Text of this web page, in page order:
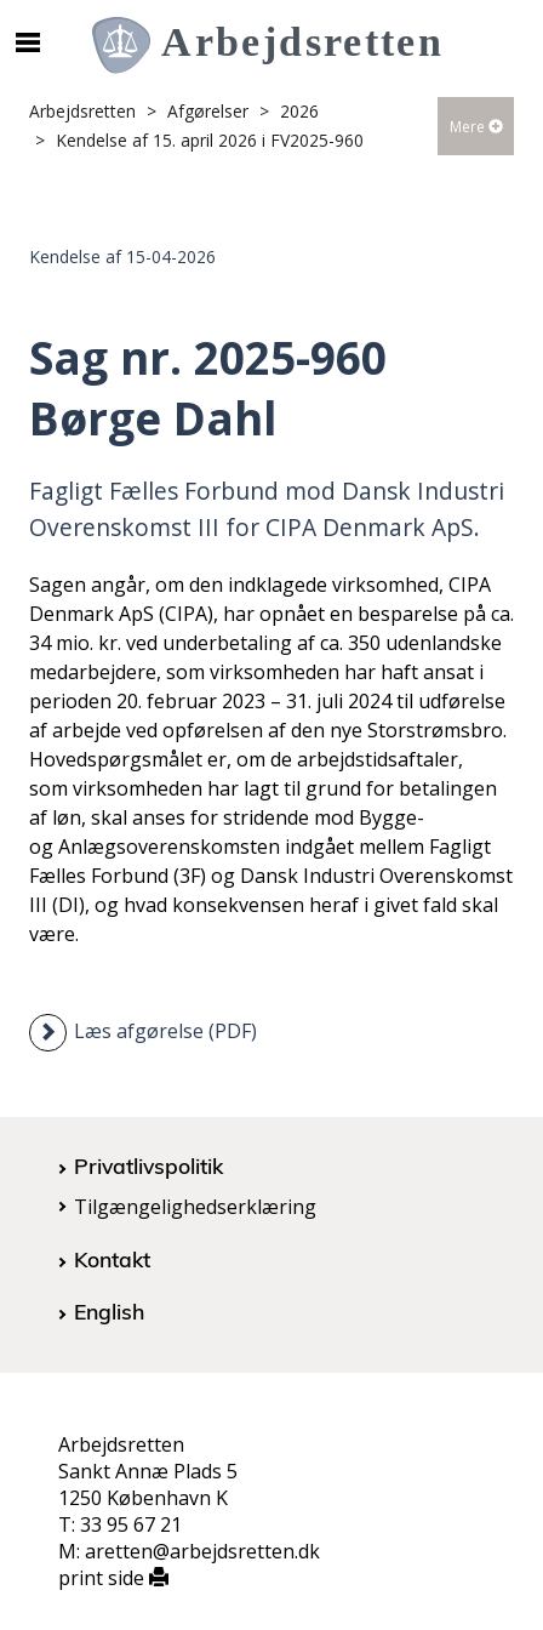
e
h
l
å
s
d
e
n
Arbejdsretten Afgørelser
2026
Kendelse af 15. april 2026 i FV2025-960
Mere
Kendelse af 15-04-2026
Sag nr. 2025-960
Børge Dahl
Fagligt Fælles Forbund mod Dansk Industri
Overenskomst III for CIPA Denmark ApS.
Sagen angår, om den indklagede virksomhed, CIPA
Denmark ApS (CIPA), har opnået en besparelse på ca.
34 mio. kr. ved underbetaling af ca. 350 udenlandske
medarbejdere, som virksomheden har haft ansat i
perioden 20. februar 2023 – 31. juli 2024 til udførelse
af arbejde ved opførelsen af den nye Storstrømsbro.
Hovedspørgsmålet er, om de arbejdstidsaftaler,
som virksomheden har lagt til grund for betalingen
af løn, skal anses for stridende mod Bygge-
og Anlægsoverenskomsten indgået mellem Fagligt
Fælles Forbund (3F) og Dansk Industri Overenskomst
III (DI), og hvad konsekvensen heraf i givet fald skal
være.
Læs afgørelse (PDF)
Privatlivspolitik
Tilgængelighedserklæring
Kontakt
English
Arbejdsretten
Sankt Annæ Plads 5
1250 København K
T: 33 95 67 21
M: aretten@arbejdsretten.dk
print side